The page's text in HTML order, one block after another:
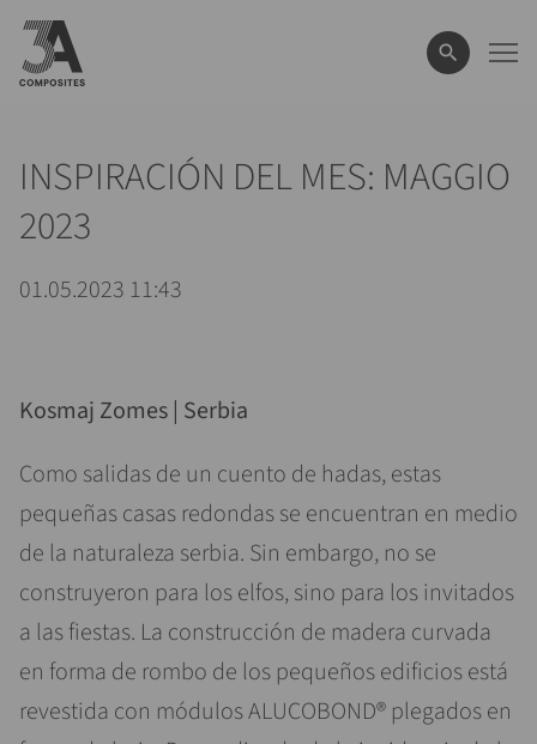
el
término
de
INSPIRACIÓN DEL MES: MAGGIO
2023
01.05.2023 11:43
Kosmaj Zomes | Serbia
Como salidas de un cuento de hadas, estas
pequeñas casas redondas se encuentran en medio
de la naturaleza serbia. Sin embargo, no se
construyeron para los elfos, sino para los invitados
a las fiestas. La construcción de madera curvada
en forma de rombo de los pequeños edificios está
revestida con módulos ALUCOBOND® plegados en